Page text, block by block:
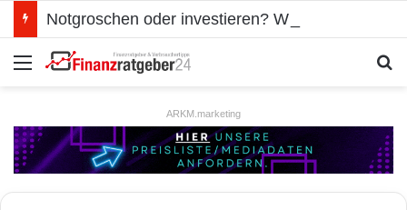
Menü
ARKM.marketing